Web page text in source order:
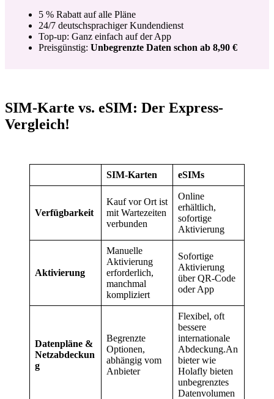
5 % Rabatt auf alle Pläne
24/7 deutschsprachiger Kundendienst
Top-up: Ganz einfach auf der App
Preisgünstig: Unbegrenzte Daten schon ab 8,90 €
SIM-Karte vs. eSIM: Der Express-
Vergleich!
SIM-Karten eSIMs
Verfügbarkeit
Kauf vor Ort ist
mit Wartezeiten
verbunden
Online
erhältlich,
sofortige
Aktivierung
Aktivierung
Manuelle
Aktivierung
erforderlich,
manchmal
kompliziert
Sofortige
Aktivierung
über QR-Code
oder App
Datenpläne &
Netzabdeckun
g
Begrenzte
Optionen,
abhängig vom
Anbieter
Flexibel, oft
bessere
internationale
Abdeckung.An
bieter wie
Holafly bieten
unbegrenztes
Datenvolumen